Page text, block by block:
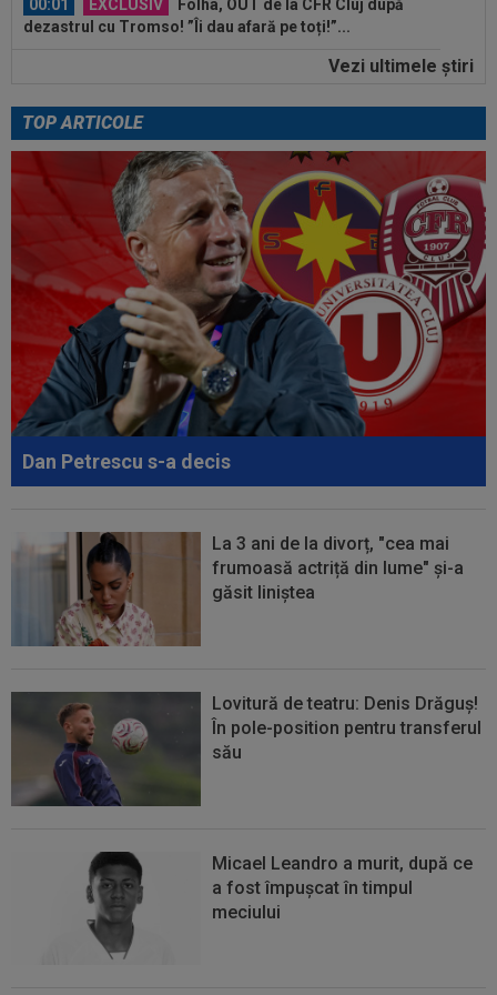
00:01 EXCLUSIV
Folha, OUT de la CFR Cluj după
dezastrul cu Tromso! ”Îi dau afară pe toți!”...
Gigi Becali: ”Am vândut un jucător
00:43 EXCLUSIV
Lovitură de proporții: Ioan Varga,
gata să renunțe la CFR și să preia alt club...
EXCLUSIV
Gigi Becali: ”Hai să-ți spun ce face
Mihai Stoica. E prima oară când o zic”
00:34 EXCLUSIV
Dorit iar de Varga la CFR Cluj, Edi
Iordănescu a luat decizia!
00:22 EXCLUSIV
Gică Craioveanu a dat declarația
serii, după KuPS - Craiova: ”Știi cine mă...
00:12
Barcelona, 180 de milioane de euro pentru
Rodri!
Vezi ultimele ştiri
TOP ARTICOLE
Dan Petrescu s-a decis
La 3 ani de la divorț, "cea mai
frumoasă actriță din lume" și-a
găsit liniștea
Lovitură de teatru: Denis Drăguș!
În pole-position pentru transferul
său
Micael Leandro a murit, după ce
a fost împușcat în timpul
meciului